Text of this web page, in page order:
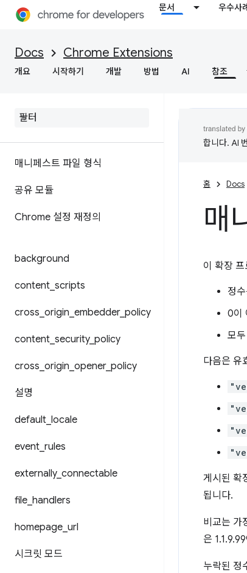
문서 우수사
Docs Chrome Extensions
개요 시작하기 개발 방법 AI 참조
매니페스트 파일 형식
공유 모듈
Chrome 설정 재정의
background
content scripts
cross origin embedder_ policy
content security_ policy
cross origin opener_ policy
설명
default locale
event rules
externally_ connectable
file handlers
homepage url
시크릿 모드
합니다. AI
홈 Docs
매
이 확장
정
0이
모
다음은 유
게시된 확
됩니다.
비교는 가
은
누락된 정